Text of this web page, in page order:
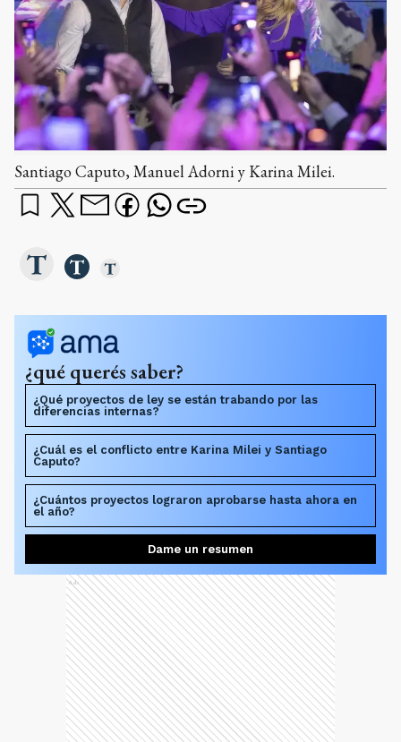
Santiago Caputo, Manuel Adorni y Karina Milei.
¿qué querés saber?
¿Qué proyectos de ley se están trabando por las
diferencias internas?
¿Cuál es el conflicto entre Karina Milei y Santiago
Caputo?
¿Cuántos proyectos lograron aprobarse hasta ahora en
el año?
Dame un resumen
Ads